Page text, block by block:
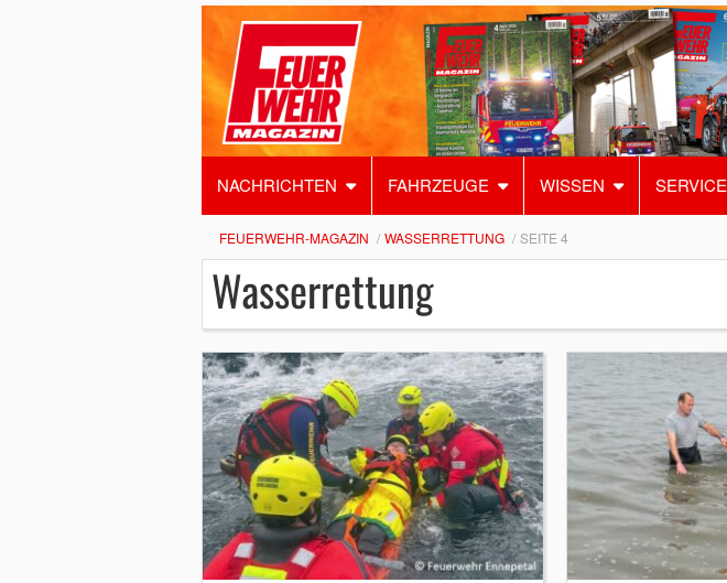
NACHRICHTEN FAHRZEUGE WISSEN SERVICE
FEUERWEHR-MAGAZIN WASSERRETTUNG SEITE 4
Wasserrettung